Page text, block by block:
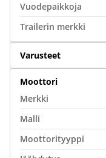
Vuodepaikkoja
Trailerin merkki
Varusteet
Moottori
Merkki
Malli
Moottorityyppi